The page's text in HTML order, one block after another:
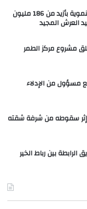
عامل إقليم صفرو يطلق ويدشن مشاريع تنموية بأزيد من 186 مليون
العرش المجيد
مشروع مركز الطمر
مسؤول من الإدلاء
سقوطه من شرفة شقته
بين رباط الخير